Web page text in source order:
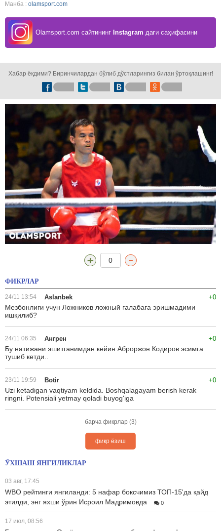
Манба : olamsport.com
Olamsport.com сайтининг Instagram даги саҳифасини
Хабар ёқдими? Биринчилардан бўлиб дўстларингиз билан ўртоқлашинг!
0
ФИКРЛАР
+0
24/11 13:54 Aslanbek
Мезбонлиги учун Ложников ложный ғалабага эришмадими
ишқилиб?
+0
24/11 06:35 Ангрен
Бу натижани эшитганимдан кейин Аброржон Кодиров эсимга
тушиб кетди..
+0
23/11 19:59 Botir
Uzi ketadigan vaqtiyam keldida. Boshqalagayam berish kerak
ringni. Potensiali yetmay qoladi buyog'iga
барча фикрлар (3)
фикр ёзиш
ЎХШАШ ЯНГИЛИКЛАР
03 авг, 17:45
WBO рейтинги янгиланди: 5 нафар боксчимиз ТОП-15'да қайд
этилди, энг яхши ўрин Исроил Мадримовда
0
17 июл, 08:56